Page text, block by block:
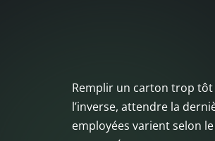
Remplir un carton trop tôt
l’inverse, attendre la
employées varient selon